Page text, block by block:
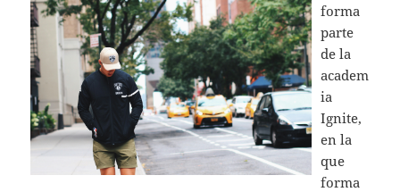
forma
parte
de la
academ
ia
Ignite,
en la
que
forma